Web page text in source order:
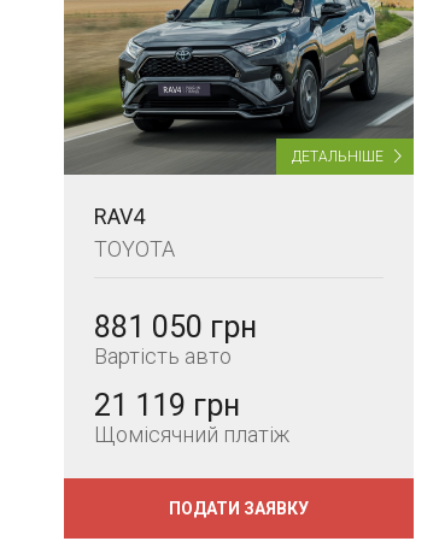
ДЕТАЛЬНІШЕ
RAV4
TOYOTA
881 050 грн
Вартість авто
21 119 грн
Щомісячний платіж
ПОДАТИ ЗАЯВКУ